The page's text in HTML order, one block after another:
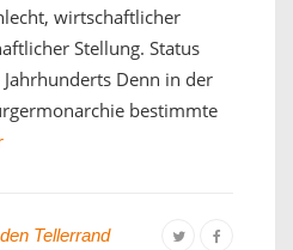
wirtschaftlicher
Stellung. Status
Denn in der
bestimmte
Tellerrand